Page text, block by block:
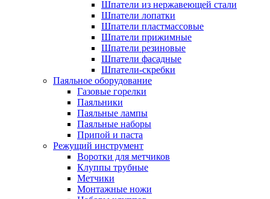
Шпатели из нержавеющей стали
Шпатели лопатки
Шпатели пластмассовые
Шпатели прижимные
Шпатели резиновые
Шпатели фасадные
Шпатели-скребки
Паяльное оборудование
Газовые горелки
Паяльники
Паяльные лампы
Паяльные наборы
Припой и паста
Режущий инструмент
Воротки для метчиков
Клуппы трубные
Метчики
Монтажные ножи